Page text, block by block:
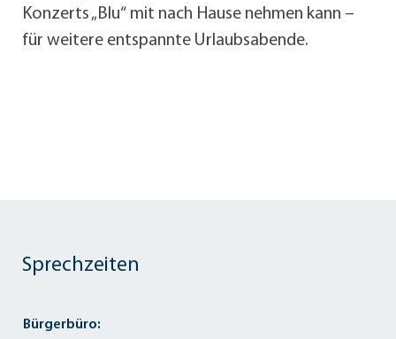
Konzerts „Blu“ mit nach Hause nehmen kann –
für weitere entspannte Urlaubsabende.
Sprechzeiten
Bürgerbüro: